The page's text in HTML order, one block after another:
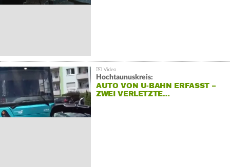
Hochtaunuskreis:
AUTO VON U-BAHN ERFASST –
ZWEI VERLETZTE…